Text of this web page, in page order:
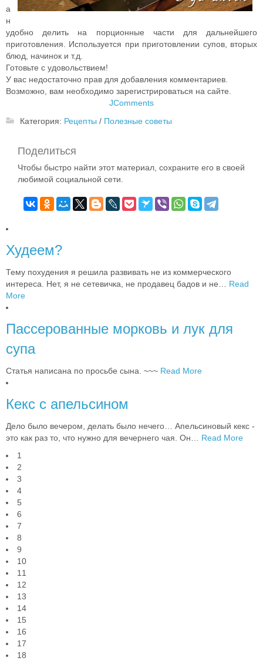
а
н
удобно делить на порционные части для дальнейшего
приготовления. Используется при приготовлении супов, вторых
блюд, начинок и т.д.
Готовьте с удовольствием!
У вас недостаточно прав для добавления комментариев.
Возможно, вам необходимо зарегистрироваться на сайте.
JComments
Категория: Рецепты / Полезные советы
Поделиться
Чтобы быстро найти этот материал, сохраните его в своей
любимой социальной сети.
Худеем?
Тему похудения я решила развивать не из коммерческого
интереса. Нет, я не сетевичка, не продавец бадов и не
Read
More
Пассерованные морковь и лук для
супа
Статья написана по просьбе сына. ~~~ Read More
Кекс с апельсином
Дело было вечером, делать было нечего… Апельсиновый кекс -
это как раз то, что нужно для вечернего чая. Он
Read More
1
2
3
4
5
6
7
8
9
10
11
12
13
14
15
16
17
18